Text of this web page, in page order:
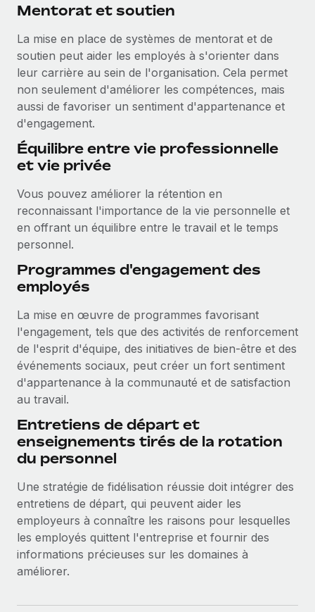
Mentorat et soutien
La mise en place de systèmes de mentorat et de
soutien peut aider les employés à s'orienter dans
leur carrière au sein de l'organisation. Cela permet
non seulement d'améliorer les compétences, mais
aussi de favoriser un sentiment d'appartenance et
d'engagement.
Équilibre entre vie professionnelle
et vie privée
Vous pouvez améliorer la rétention en
reconnaissant l'importance de la vie personnelle et
en offrant un équilibre entre le travail et le temps
personnel.
Programmes d'engagement des
employés
La mise en œuvre de programmes favorisant
l'engagement, tels que des activités de renforcement
de l'esprit d'équipe, des initiatives de bien-être et des
événements sociaux, peut créer un fort sentiment
d'appartenance à la communauté et de satisfaction
au travail.
Entretiens de départ et
enseignements tirés de la rotation
du personnel
Une stratégie de fidélisation réussie doit intégrer des
entretiens de départ, qui peuvent aider les
employeurs à connaître les raisons pour lesquelles
les employés quittent l'entreprise et fournir des
informations précieuses sur les domaines à
améliorer.